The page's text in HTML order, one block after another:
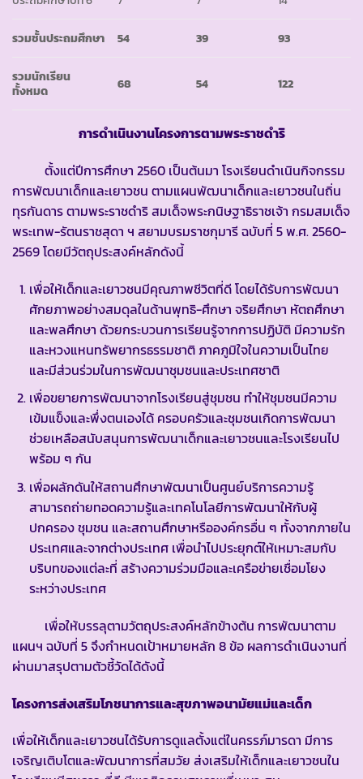
รวมชั้นประถมศึกษา 54 39 93
รวมนักเรียน
ทั้งหมด
68 54 122
การดำเนินงานโครงการตามพระราชดำริ
ตั้งแต่ปีการศึกษา 2560 เป็นต้นมา โรงเรียนดำเนินกิจกรรม
การพัฒนาเด็กและเยาวชน ตามแผนพัฒนาเด็กและเยาวชนในถิ่น
ทุรกันดาร ตามพระราชดำริ สมเด็จพระกนิษฐาธิราชเจ้า กรมสมเด็จ
พระเทพ-รัตนราชสุดา ฯ สยามบรมราชกุมารี ฉบับที่ 5 พ.ศ. 2560-
2569 โดยมีวัตถุประสงค์หลักดังนี้
เพื่อให้เด็กและเยาวชนมีคุณภาพชีวิตที่ดี โดยได้รับการพัฒนา
ศักยภาพอย่างสมดุลในด้านพุทธิ-ศึกษา จริยศึกษา หัตถศึกษา
และพลศึกษา ด้วยกระบวนการเรียนรู้จากการปฏิบัติ มีความรัก
และหวงแหนทรัพยากรธรรมชาติ ภาคภูมิใจในความเป็นไทย
และมีส่วนร่วมในการพัฒนาชุมชนและประเทศชาติ
เพื่อขยายการพัฒนาจากโรงเรียนสู่ชุมชน ทำให้ชุมชนมีความ
เข้มแข็งและพึ่งตนเองได้ ครอบครัวและชุมชนเกิดการพัฒนา
ช่วยเหลือสนับสนุนการพัฒนาเด็กและเยาวชนและโรงเรียนไป
พร้อม ๆ กัน
เพื่อผลักดันให้สถานศึกษาพัฒนาเป็นศูนย์บริการความรู้
สามารถถ่ายทอดความรู้และเทคโนโลยีการพัฒนาให้กับผู้
ปกครอง ชุมชน และสถานศึกษาหรือองค์กรอื่น ๆ ทั้งจากภายใน
ประเทศและจากต่างประเทศ เพื่อนำไปประยุกต์ให้เหมาะสมกับ
บริบทของแต่ละที่ สร้างความร่วมมือและเครือข่ายเชื่อมโยง
ระหว่างประเทศ
เพื่อให้บรรลุตามวัตถุประสงค์หลักข้างต้น การพัฒนาตาม
แผนฯ ฉบับที่ 5 จึงกำหนดเป้าหมายหลัก 8 ข้อ ผลการดำเนินงานที่
ผ่านมาสรุปตามตัวชี้วัดได้ดังนี้
โครงการส่งเสริมโภชนาการและสุขภาพอนามัยแม่และเด็ก
เพื่อให้เด็กและเยาวชนได้รับการดูแลตั้งแต่ในครรภ์มารดา มีการ
เจริญเติบโตและพัฒนาการที่สมวัย ส่งเสริมให้เด็กและเยาวชนใน